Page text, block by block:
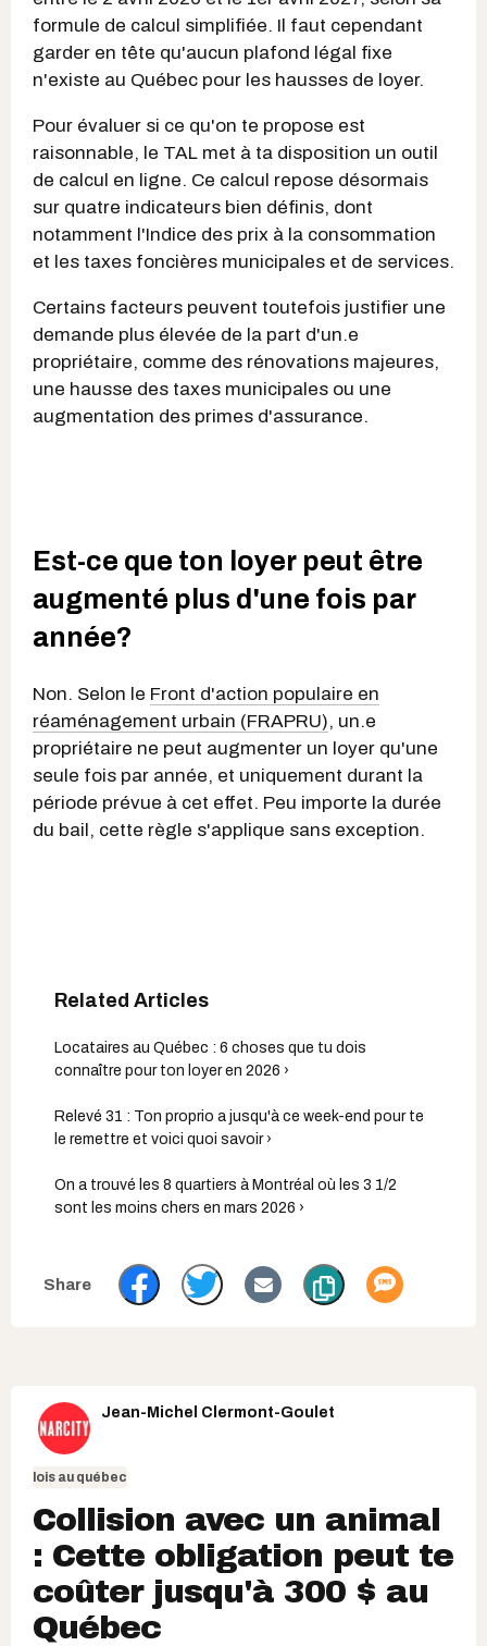
formule de calcul simplifiée. Il faut cependant
garder en tête qu'aucun plafond légal fixe
n'existe au Québec pour les hausses de loyer.
Pour évaluer si ce qu'on te propose est
raisonnable, le TAL met à ta disposition un outil
de calcul en ligne. Ce calcul repose désormais
sur quatre indicateurs bien définis, dont
notamment l'Indice des prix à la consommation
et les taxes foncières municipales et de services.
Certains facteurs peuvent toutefois justifier une
demande plus élevée de la part d'un.e
propriétaire, comme des rénovations majeures,
une hausse des taxes municipales ou une
augmentation des primes d'assurance.
Est-ce que ton loyer peut être
augmenté plus d'une fois par
année?
Non. Selon le Front d'action populaire en
réaménagement urbain (FRAPRU), un.e
propriétaire ne peut augmenter un loyer qu'une
seule fois par année, et uniquement durant la
période prévue à cet effet. Peu importe la durée
du bail, cette règle s'applique sans exception.
Locataires au Québec : 6 choses que tu dois
connaître pour ton loyer en 2026 ›
Relevé 31 : Ton proprio a jusqu'à ce week-end pour te
le remettre et voici quoi savoir ›
On a trouvé les 8 quartiers à Montréal où les 3 1/2
sont les moins chers en mars 2026 ›
Jean-Michel Clermont-Goulet
lois au québec
Collision avec un animal
: Cette obligation peut te
coûter jusqu'à 300 $ au
Québec